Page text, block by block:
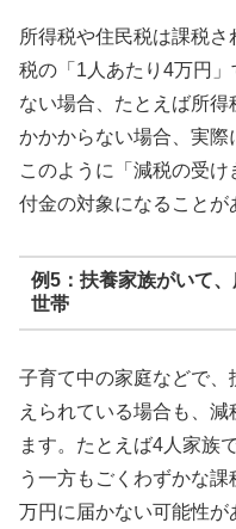
所得税や住民税は課税
税の「1人あたり4万円
ない場合、たとえば所
かかからない場合、実際
このように「減税の受
付金の対象になることが
例5：扶養家族がいて
世帯
子育て中の家庭などで
えられている場合も、
ます。たとえば4人家族
う一方もごくわずかな
万円に届かない可能性